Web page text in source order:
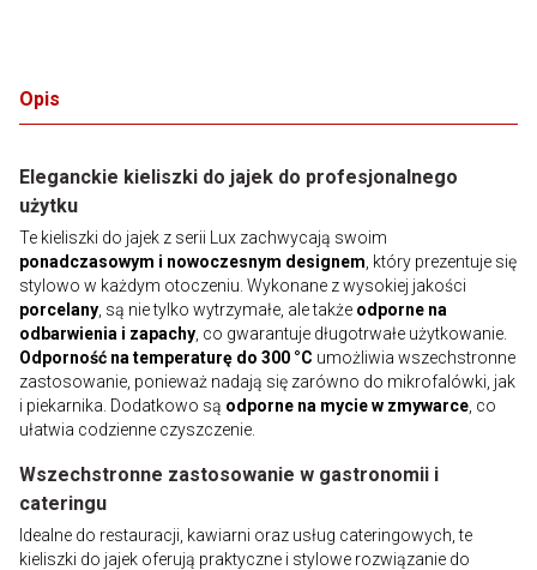
Opis
Eleganckie kieliszki do jajek do profesjonalnego
użytku
Te kieliszki do jajek z serii Lux zachwycają swoim
ponadczasowym i nowoczesnym designem , który prezentuje się
stylowo w każdym otoczeniu. Wykonane z wysokiej jakości
porcelany , są nie tylko wytrzymałe, ale także odporne na
odbarwienia i zapachy , co gwarantuje długotrwałe użytkowanie.
Odporność na temperaturę do 300 °C umożliwia wszechstronne
zastosowanie, ponieważ nadają się zarówno do mikrofalówki, jak
i piekarnika. Dodatkowo są odporne na mycie w zmywarce , co
ułatwia codzienne czyszczenie.
Wszechstronne zastosowanie w gastronomii i
cateringu
Idealne do restauracji, kawiarni oraz usług cateringowych, te
kieliszki do jajek oferują praktyczne i stylowe rozwiązanie do